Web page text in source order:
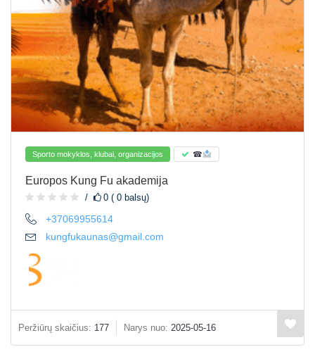
Sporto mokyklos, klubai, organizacijos ☎
Europos Kung Fu akademija
0 ( 0 balsų)
+37069955614
kungfukaunas@gmail.com
Peržiūrų skaičius: 177 Narys nuo: 2025-05-16